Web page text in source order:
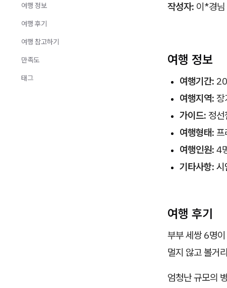
작성자: 이*경님
여행 정보
여행기간:
여행지역: 장
가이드: 정선
여행형태: 프
여행인원: 4
기타사항: 시
여행 후기
부부 세쌍 6명
멀지 않고 볼거
엄청난 규모의
여행 정보
여행 후기
여행 참고하기
만족도
태그